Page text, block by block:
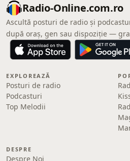
Radio-Online.com.ro
Ascultă posturi de radio și
după oraș, gen sau dispoziție —
EXPLOREAZĂ
Posturi de radio
Podcasturi
Top Melodii
DESPRE
Despre Noi